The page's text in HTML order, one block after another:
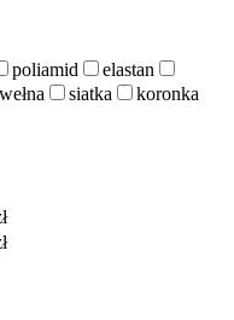
poliamid
elastan
siatka
koronka